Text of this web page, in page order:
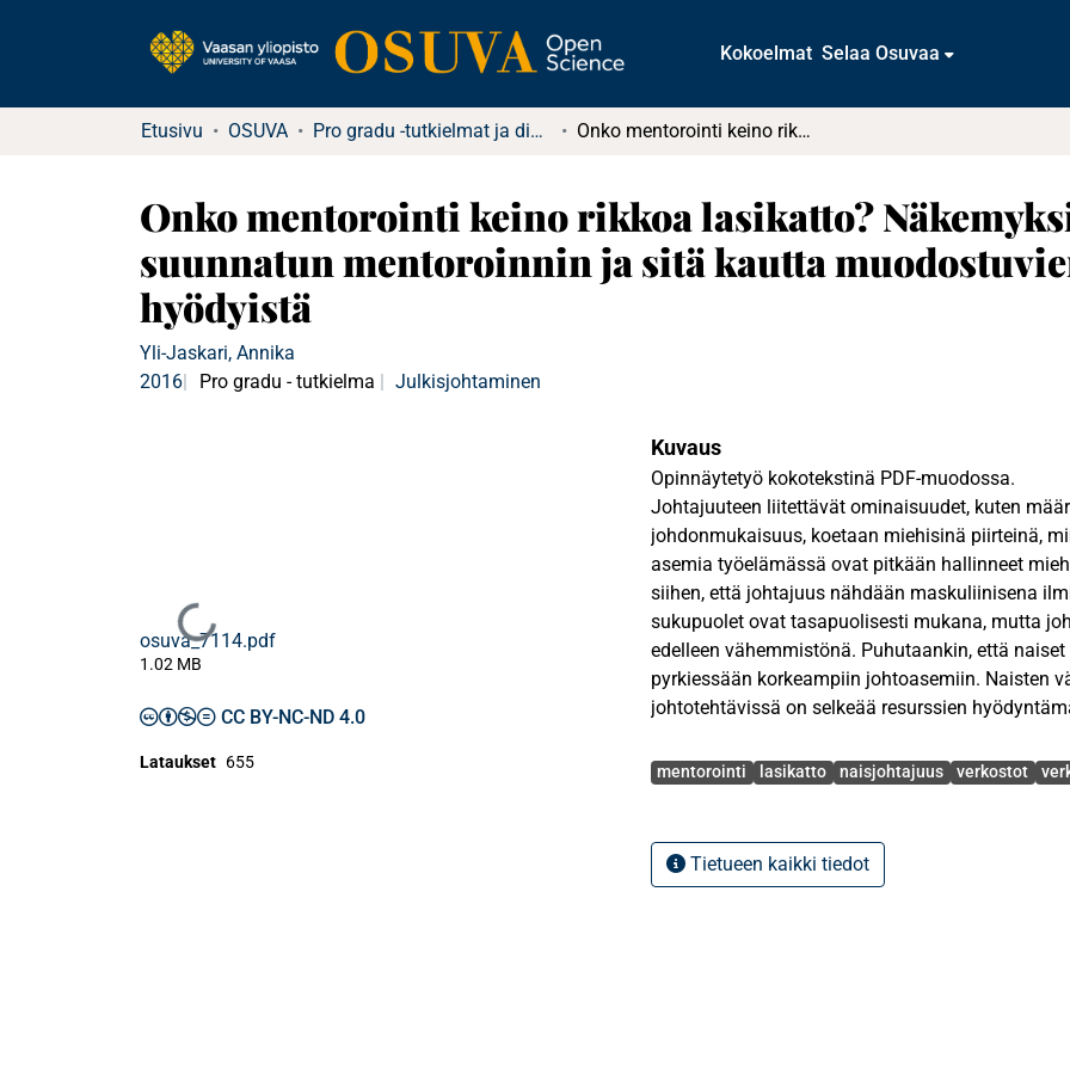
Kokoelmat Selaa Osuvaa
Etusivu OSUVA Pro gradu -tutkielmat ja diplomityöt Onko mentorointi keino rikkoa lasikatto? Näkemyksiä naisjohtajille suunnatun mentoroinnin ja sitä kautta muodostuvien verkostojen hyödyistä
Onko mentorointi keino rikkoa lasikatto?
suunnatun mentoroinnin ja sitä kautta
hyödyistä
Yli-Jaskari, Annika
2016
Pro gradu - tutkielma Julkisjohtaminen
Ladataan...
osuva_7114.pdf
1.02 MB
CC BY-NC-ND 4.0
Lataukset 655
Kuvaus
Opinnäytetyö kokotekstinä PDF-muodossa.
Johtajuuteen liitettävät ominaisuudet, kuten
johdonmukaisuus, koetaan miehisinä piirteinä,
asemia työelämässä ovat pitkään hallinneet
siihen, että johtajuus nähdään maskuliinisena
sukupuolet ovat tasapuolisesti mukana, mutta
edelleen vähemmistönä. Puhutaankin, että
pyrkiessään korkeampiin johtoasemiin. Naisten
johtotehtävissä on selkeää resurssien
muutos. Tässä tutkimuksessa selvitetään,
mentoroinnista on urakehityksen kannalta? Miten
etenemistä? Edistävätkö mentoroinnin kautta
Avainsanat
mentorointi lasikatto naisjohtajuus verkostot
Tietueen kaikki tiedot